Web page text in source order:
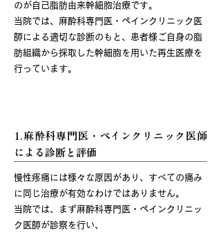
のが自己脂肪由来幹細胞治療です。
当院では、麻酔科専門医・ペインクリニック医
師による適切な診断のもと、患者様ご自身の脂
肪組織から採取した幹細胞を用いた再生医療を
行っています。
1.麻酔科専門医・ペインクリニック医師
による診断と評価
慢性疼痛には様々な原因があり、すべての痛み
に同じ治療が有効なわけではありません。
当院では、まず麻酔科専門医・ペインクリニッ
ク医師が診察を行い、